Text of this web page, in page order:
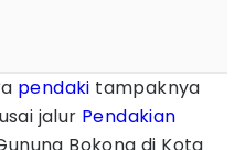
pendaki tampaknya
jalur Pendakian